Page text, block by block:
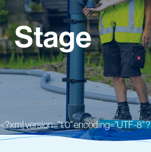
<?xml version="1.0" encoding="UTF-8" ?
Stage